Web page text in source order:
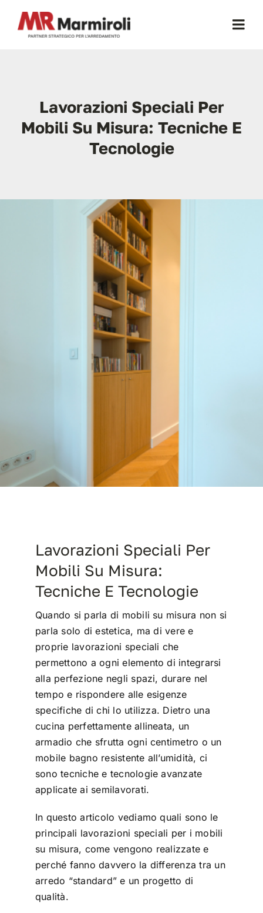
contenuto
Chi Siamo
Certificazioni
Mobili Per Ufficio
Cucine a Scomparsa
Contract
I Consigli dell’Esperto
Lavora con Noi
Lavorazioni Speciali Per
Mobili Su Misura: Tecniche E
Tecnologie
Lavorazioni Speciali Per
Mobili Su Misura:
Tecniche E Tecnologie
Quando si parla di mobili su misura non si
parla solo di estetica, ma di vere e
proprie lavorazioni speciali che
permettono a ogni elemento di integrarsi
alla perfezione negli spazi, durare nel
tempo e rispondere alle esigenze
specifiche di chi lo utilizza. Dietro una
cucina perfettamente allineata, un
armadio che sfrutta ogni centimetro o un
mobile bagno resistente all’umidità, ci
sono tecniche e tecnologie avanzate
applicate ai semilavorati.
In questo articolo vediamo quali sono le
principali lavorazioni speciali per i mobili
su misura, come vengono realizzate e
perché fanno davvero la differenza tra un
arredo “standard” e un progetto di
qualità.